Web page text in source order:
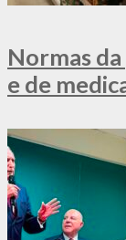
Normas
e de